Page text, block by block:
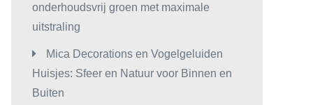
onderhoudsvrij groen met maximale
uitstraling
Mica Decorations en Vogelgeluiden
Huisjes: Sfeer en Natuur voor Binnen en
Buiten